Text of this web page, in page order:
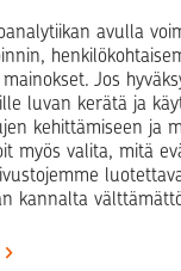
avulla
Jos
luvan kerätä ja
kehittämiseen ja
myös valita, mitä
kannalta
Pohjola
Instagram